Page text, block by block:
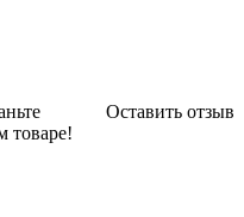
Оставить отзыв
товаре!